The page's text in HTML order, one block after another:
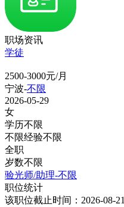
职场资讯
学徒
2500-3000元/月
宁波-不限
2026-05-29
女
学历不限
不限经验不限
全职
岁数不限
验光师/助理-不限
职位统计
该职位截止时间：2026-08-21